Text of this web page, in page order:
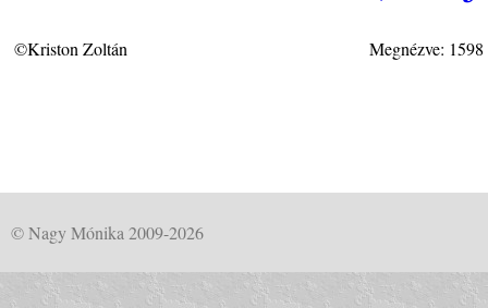
©Kriston Zoltán Megnézve:
© Nagy Mónika 2009-2026